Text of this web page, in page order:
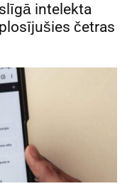
intelekta
četras